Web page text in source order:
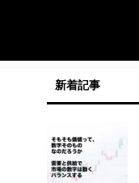
新着記事